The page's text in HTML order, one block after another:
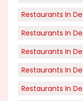
Restaurants In
Restaurants In
Restaurants In
Restaurants In
Restaurants In